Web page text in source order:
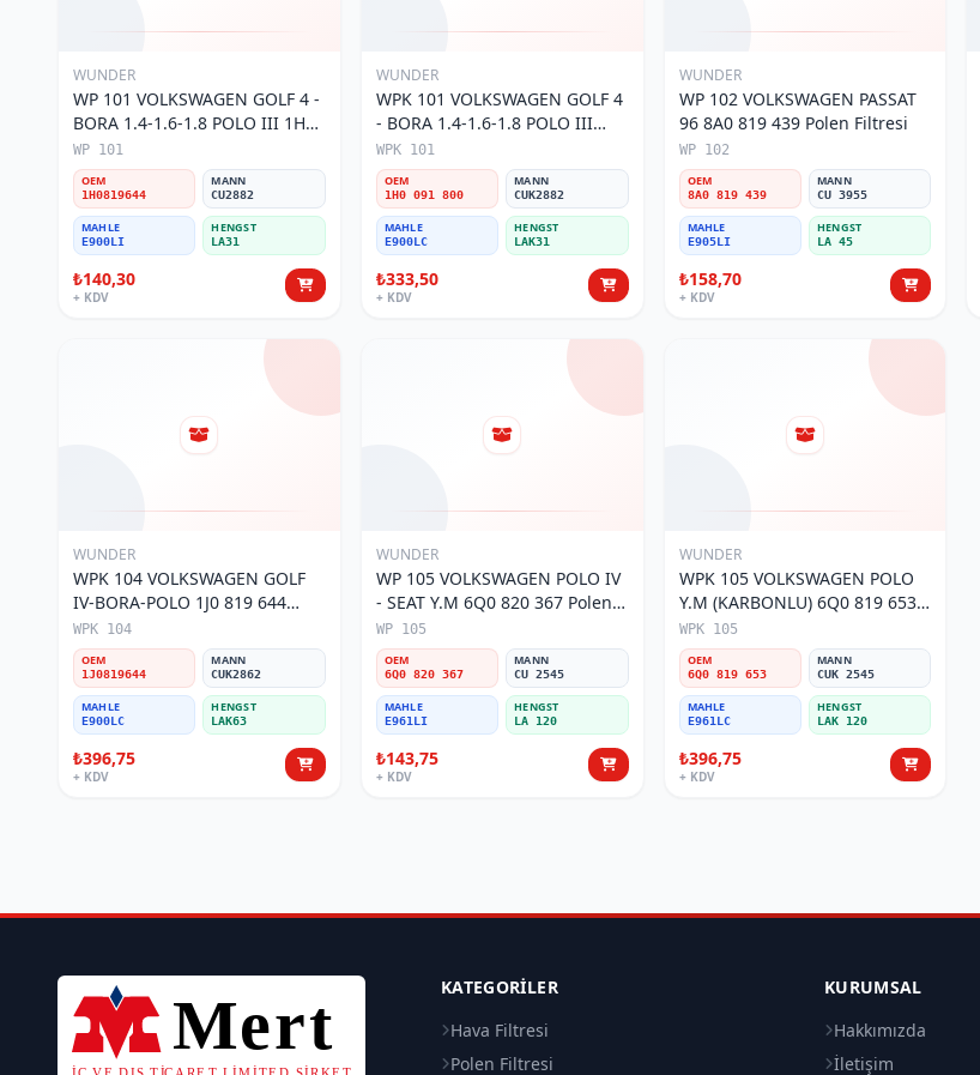
WUNDER
WP 101 VOLKSWAGEN GOLF 4 -
BORA 1.4-1.6-1.8 POLO III 1H0
819 644 Polen Filtresi
WP 101
OEM
1H0819644
MANN
CU2882
MAHLE
E900LI
HENGST
LA31
₺140,30
+ KDV
WUNDER
WPK 101 VOLKSWAGEN GOLF 4
- BORA 1.4-1.6-1.8 POLO III
KARBONLU 1H0 091 800 Polen
Filtresi
WPK 101
OEM
1H0 091 800
MANN
CUK2882
MAHLE
E900LC
HENGST
LAK31
₺333,50
+ KDV
WUNDER
WP 102 VOLKSWAGEN PASSAT
96 8A0 819 439 Polen Filtresi
WP 102
OEM
8A0 819 439
MANN
CU 3955
MAHLE
E905LI
HENGST
LA 45
₺158,70
+ KDV
WUNDER
WPK 104 VOLKSWAGEN GOLF
IV-BORA-POLO 1J0 819 644
Polen Filtresi
WPK 104
OEM
1J0819644
MANN
CUK2862
MAHLE
E900LC
HENGST
LAK63
₺396,75
+ KDV
WUNDER
WP 105 VOLKSWAGEN POLO IV
- SEAT Y.M 6Q0 820 367 Polen
Filtresi
WP 105
OEM
6Q0 820 367
MANN
CU 2545
MAHLE
E961LI
HENGST
LA 120
₺143,75
+ KDV
WUNDER
WPK 105 VOLKSWAGEN POLO
Y.M (KARBONLU) 6Q0 819 653
Polen Filtresi
WPK 105
OEM
6Q0 819 653
MANN
CUK 2545
MAHLE
E961LC
HENGST
LAK 120
₺396,75
+ KDV
KATEGORILER
Hava Filtresi
Polen Filtresi
KURUMSAL
Hakkımızda
İletişim